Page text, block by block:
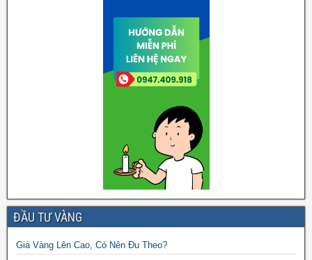
ĐẦU TƯ VÀNG
Giá Vàng Lên Cao, Có Nên Đu Theo?